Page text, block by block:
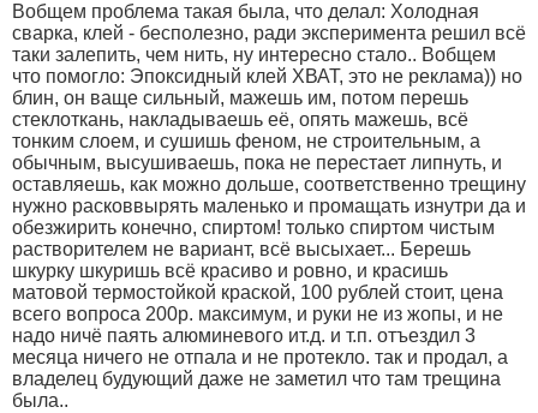
Вобщем проблема такая была, что делал: Холодная
сварка, клей - бесполезно, ради эксперимента решил всё
таки залепить, чем нить, ну интересно стало.. Вобщем
что помогло: Эпоксидный клей ХВАТ, это не реклама)) но
блин, он ваще сильный, мажешь им, потом перешь
стеклоткань, накладываешь её, опять мажешь, всё
тонким слоем, и сушишь феном, не строительным, а
обычным, высушиваешь, пока не перестает липнуть, и
оставляешь, как можно дольше, соответственно трещину
нужно расковвырять маленько и промащать изнутри да и
обезжирить конечно, спиртом! только спиртом чистым
растворителем не вариант, всё высыхает... Берешь
шкурку шкуришь всё красиво и ровно, и красишь
матовой термостойкой краской, 100 рублей стоит, цена
всего вопроса 200р. максимум, и руки не из жопы, и не
надо ничё паять алюминевого ит.д. и т.п. отъездил 3
месяца ничего не отпала и не протекло. так и продал, а
владелец будующий даже не заметил что там трещина
была..